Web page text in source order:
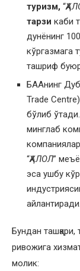
туризм, “
тарзи каби
дунёнинг
кўргазмага
ташриф
БААнинг
Trade
бўлиб
минглаб
“ҲАЛОЛ”
эса ушбу
айлантиради.
Бундан ташқари,
ривожига
молик: